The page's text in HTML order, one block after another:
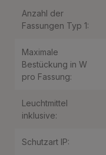
Anzahl der
Fassungen Typ 1:
Maximale
Bestückung in W
pro Fassung:
Leuchtmittel
inklusive:
Schutzart IP: